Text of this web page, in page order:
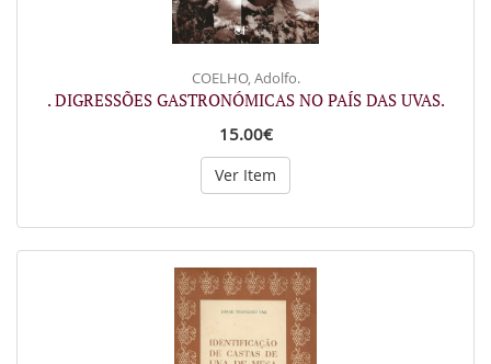
COELHO, Adolfo.
. DIGRESSÕES GASTRONÓMICAS NO PAÍS DAS UVAS.
15.00€
Ver Item